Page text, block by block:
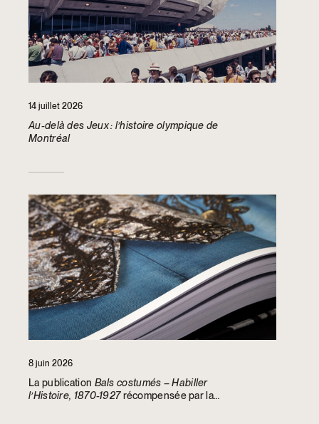
14 juillet 2026
Au-delà des Jeux : l’histoire olympique de
Montréal
8 juin 2026
La publication Bals costumés – Habiller
l’Histoire, 1870-1927récompensée par la